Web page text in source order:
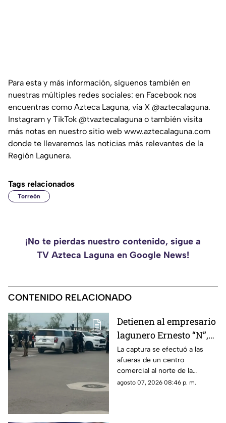
Para esta y más información, síguenos también en
nuestras múltiples redes sociales: en Facebook nos
encuentras como Azteca Laguna, vía X @aztecalaguna.
Instagram y TikTok @tvaztecalaguna o también visita
más notas en nuestro sitio web www.aztecalaguna.com
donde te llevaremos las noticias más relevantes de la
Región Lagunera.
Tags relacionados
Torreón
¡No te pierdas nuestro contenido, sigue a
TV Azteca Laguna en Google News!
CONTENIDO RELACIONADO
Detienen al empresario
lagunero Ernesto “N”,
alias “El Güino”, tras
despliegue de
seguridad en Torreón
La captura se efectuó a las
afueras de un centro
comercial al norte de la
ciudad; le habrían asegurado
agosto 07, 2026 08:46 p. m.